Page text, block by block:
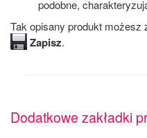
podobne,
Tak opisany produkt
Zapisz.
Dodatkowe zakładki